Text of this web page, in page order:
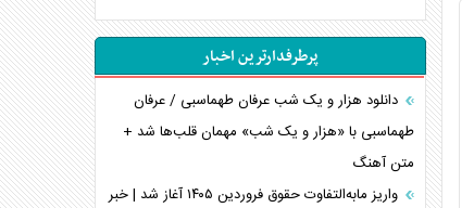
غرب
اربعین، کابوس مشترک تل‌آویو-واشنگتن
برنامه هفتم توسعه در نقطه کور سیاستگذاری
کنوانسیون دریای خزر در راستای منافع ملی است؟
اوکراین بازوی مخرب آمریکا در غرب آسیا
اهمیت راهبردی اردن برای آمریکا
پرطرفدارترین اخبار
دانلود هزار و یک شب عرفان طهماسبی / عرفان
طهماسبی با «هزار و یک شب» مهمان قلب‌ها شد +
متن آهنگ
واریز مابه‌التفاوت حقوق فروردین ۱۴۰۵ آغاز شد | خبر